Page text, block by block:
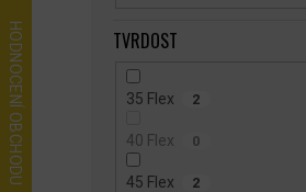
TVRDOST
35 Flex 2
40 Flex 0
45 Flex 2